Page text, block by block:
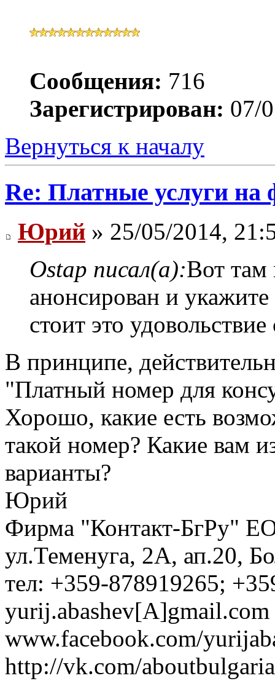
Сообщения: 716
Зарегистрирован: 07/
Вернуться к началу
Re: Платные услуги на
Юрий » 25/05/2014,
Ostap писал(а):Вот там
анонсирован и
стоит это
В принципе,
"Платный номер для
Хорошо, какие есть
такой номер? Какие вам
варианты?
Юрий
Фирма "Контакт-БгРу"
ул.Теменуга, 2А, ап.20,
тел: +359-878919265;
yurij.abashev[A]gmail.com
www.facebook.com/
http://vk.com/aboutbulgaria